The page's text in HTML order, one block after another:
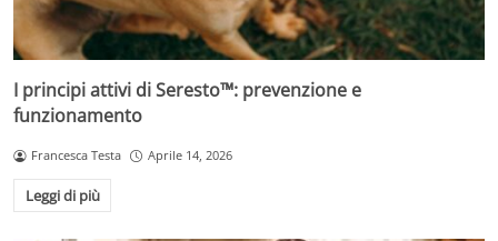
I principi attivi di Seresto™: prevenzione e
funzionamento
Francesca Testa Aprile 14, 2026
Leggi di più